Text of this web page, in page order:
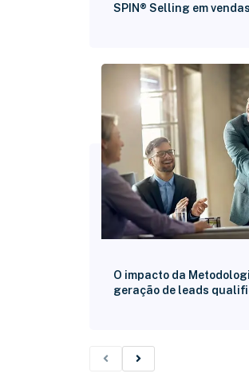
SPIN® Selling em
O impacto da
geração de leads